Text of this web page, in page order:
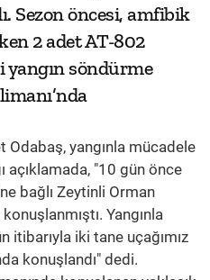
Sezon öncesi, amfibik
2 adet AT-802
söndürme
Odabaş, yangınla mücadele
açıklamada, "10 gün önce
bağlı Zeytinli Orman
Yangınla
itibarıyla iki tane uçağımız
konuşlandı" dedi.